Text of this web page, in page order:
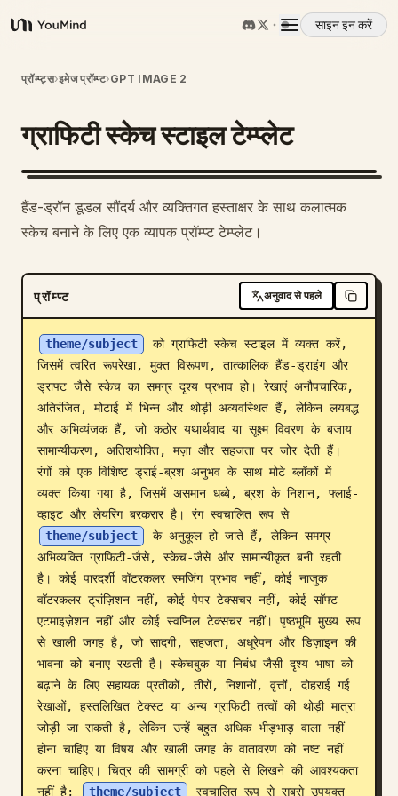
YouMind
साइन इन करें
अवलोकन
उपयोग के मामले
मूल्य निर्धारण
डाउनलोड
ब्लॉग
अपडेट
प्रॉम्प्ट्स›इमेज प्रॉम्प्ट›GPT IMAGE 2
ग्राफिटी स्केच स्टाइल टेम्प्लेट
हैंड-ड्रॉन डूडल सौंदर्य और व्यक्तिगत हस्ताक्षर के साथ कलात्मक
स्केच बनाने के लिए एक व्यापक प्रॉम्प्ट टेम्प्लेट।
प्रॉम्प्ट अनुवाद से पहले
theme/subject
को ग्राफिटी स्केच स्टाइल में व्यक्त करें,
जिसमें त्वरित रूपरेखा, मुक्त विरूपण, तात्कालिक हैंड-ड्राइंग और
ड्राफ्ट जैसे स्केच का समग्र दृश्य प्रभाव हो। रेखाएं अनौपचारिक,
अतिरंजित, मोटाई में भिन्न और थोड़ी अव्यवस्थित हैं, लेकिन लयबद्ध
और अभिव्यंजक हैं, जो कठोर यथार्थवाद या सूक्ष्म विवरण के बजाय
सामान्यीकरण, अतिशयोक्ति, मज़ा और सहजता पर जोर देती हैं।
रंगों को एक विशिष्ट ड्राई-ब्रश अनुभव के साथ मोटे ब्लॉकों में
व्यक्त किया गया है, जिसमें असमान धब्बे, ब्रश के निशान, फ्लाई-
व्हाइट और लेयरिंग बरकरार है। रंग स्वचालित रूप से
theme/subject
के अनुकूल हो जाते हैं, लेकिन समग्र
अभिव्यक्ति ग्राफिटी-जैसे, स्केच-जैसे और सामान्यीकृत बनी रहती
है। कोई पारदर्शी वॉटरकलर स्मजिंग प्रभाव नहीं, कोई नाजुक
वॉटरकलर ट्रांज़िशन नहीं, कोई पेपर टेक्सचर नहीं, कोई सॉफ्ट
एटमाइज़ेशन नहीं और कोई स्वप्निल टेक्सचर नहीं। पृष्ठभूमि मुख्य रूप
से खाली जगह है, जो सादगी, सहजता, अधूरेपन और डिज़ाइन की
भावना को बनाए रखती है। स्केचबुक या निबंध जैसी दृश्य भाषा को
बढ़ाने के लिए सहायक प्रतीकों, तीरों, निशानों, वृत्तों, दोहराई गई
रेखाओं, हस्तलिखित टेक्स्ट या अन्य ग्राफिटी तत्वों की थोड़ी मात्रा
जोड़ी जा सकती है, लेकिन उन्हें बहुत अधिक भीड़भाड़ वाला नहीं
होना चाहिए या विषय और खाली जगह के वातावरण को नष्ट नहीं
करना चाहिए। चित्र की सामग्री को पहले से लिखने की आवश्यकता
नहीं है;
theme/subject
स्वचालित रूप से सबसे उपयुक्त